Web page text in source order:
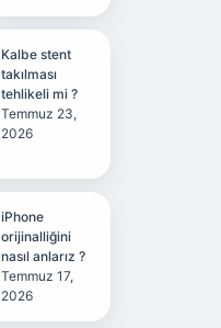
Kalbe stent
takılması
tehlikeli mi ?
Temmuz 23,
2026
iPhone
orijinalliğini
nasıl anlarız ?
Temmuz 17,
2026